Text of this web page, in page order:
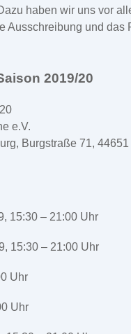
haben wir uns vor
Ausschreibung und
2019/20
e.V.
Burgstraße 71,
15:30 – 21:00 Uhr
15:30 – 21:00 Uhr
Uhr
Uhr